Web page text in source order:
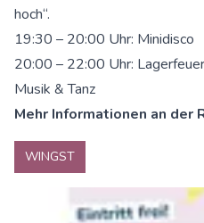
hoch“.
19:30 – 20:00 Uhr: Minidisco
20:00 – 22:00 Uhr:
Musik & Tanz
Mehr Informationen an der
WINGST